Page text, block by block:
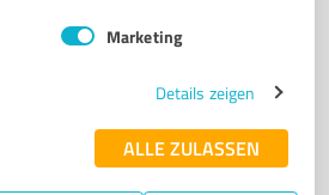
Marketing
Details zeigen
ALLE ZULASSEN
des westfälischen
e.V.